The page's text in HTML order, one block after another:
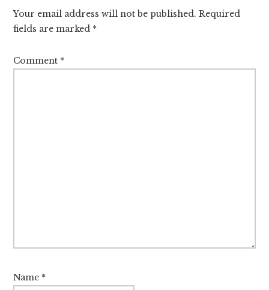
Your email address will not be published. Required
fields are marked *
Comment *
Name *